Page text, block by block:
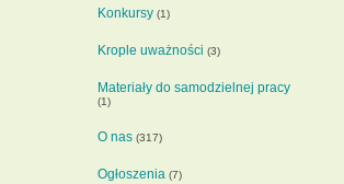
Konkursy(1)
Krople uważności (3)
Materiały do samodzielnej pracy
(1)
O nas(317)
Ogłoszenia(7)